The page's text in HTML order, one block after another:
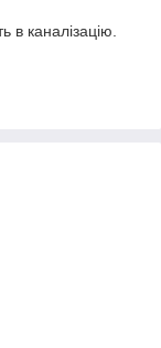
в каналізацію.